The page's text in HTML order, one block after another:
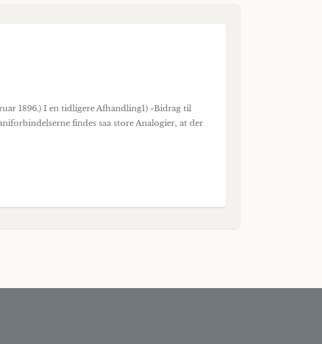
1896.) I en tidligere Afhandling1) «Bidrag til
findes saa store Analogier, at der